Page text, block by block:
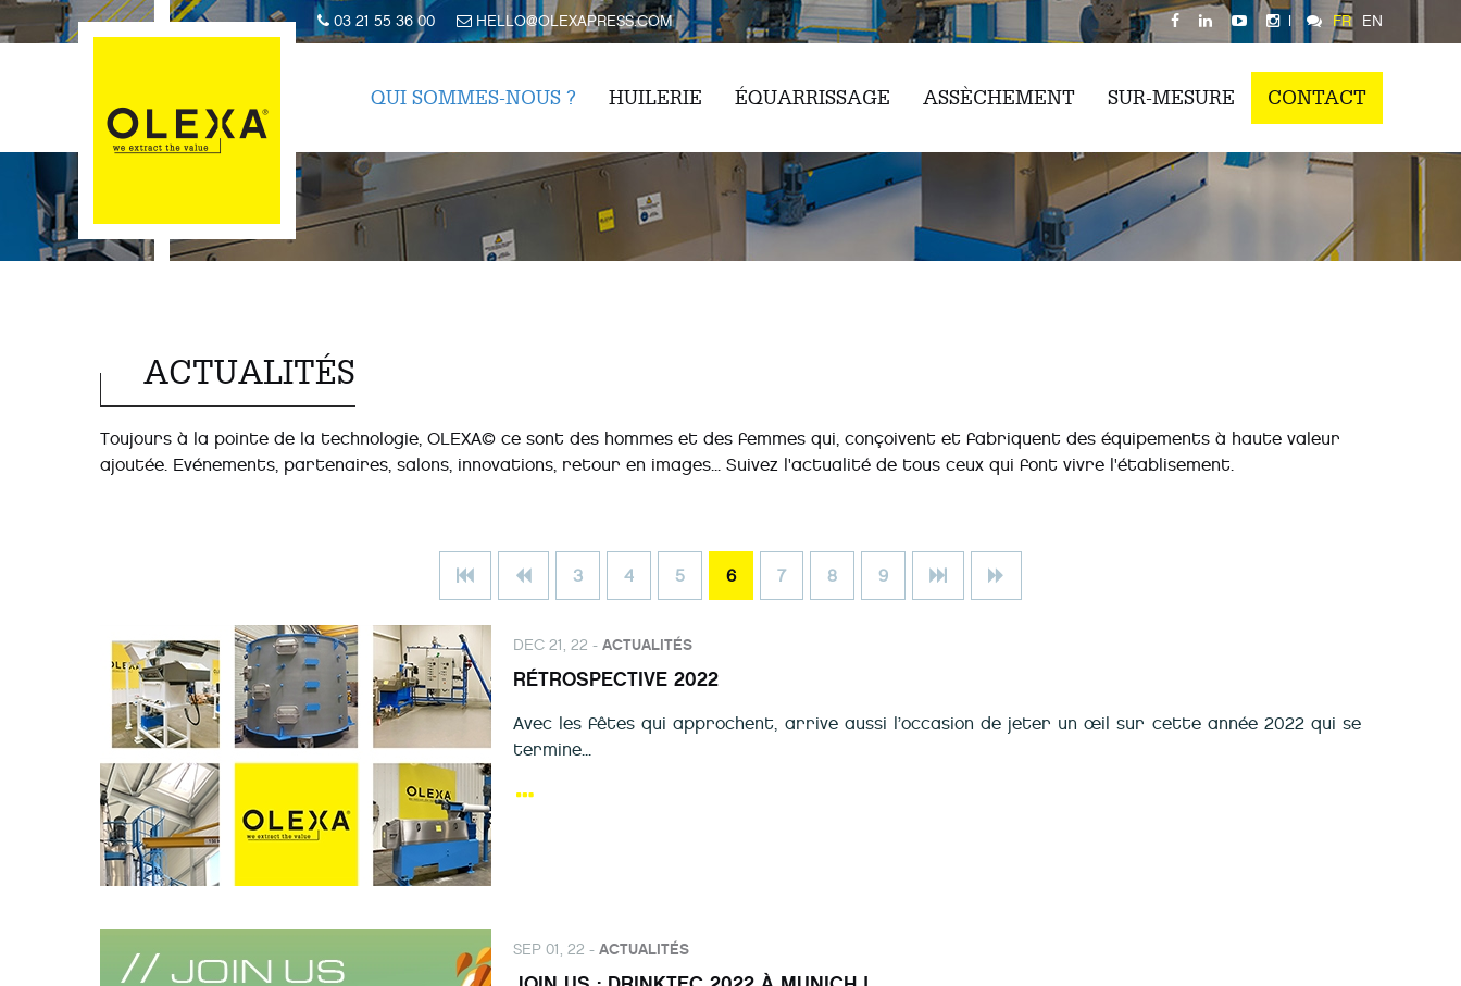
03 21 55 36 00 HELLO@OLEXAPRESS.COM | FR EN
QUI SOMMES-NOUS ? HUILERIE ÉQUARRISSAGE ASSÈCHEMENT SUR-MESURE CONTACT
ACTUALITÉS
Toujours à la pointe de la technologie, OLEXA© ce sont des hommes et des femmes qui, conçoivent et fabriquent des équipements à haute valeur
ajoutée. Evénements, partenaires, salons, innovations, retour en images... Suivez l'actualité de tous ceux qui font vivre l'établisement.
3 4 5 6 7 8 9
DEC 21, 22 - ACTUALITÉS
RÉTROSPECTIVE 2022
Avec les fêtes qui approchent, arrive aussi l’occasion de jeter un œil sur cette année 2022 qui se
termine...
SEP 01, 22 - ACTUALITÉS